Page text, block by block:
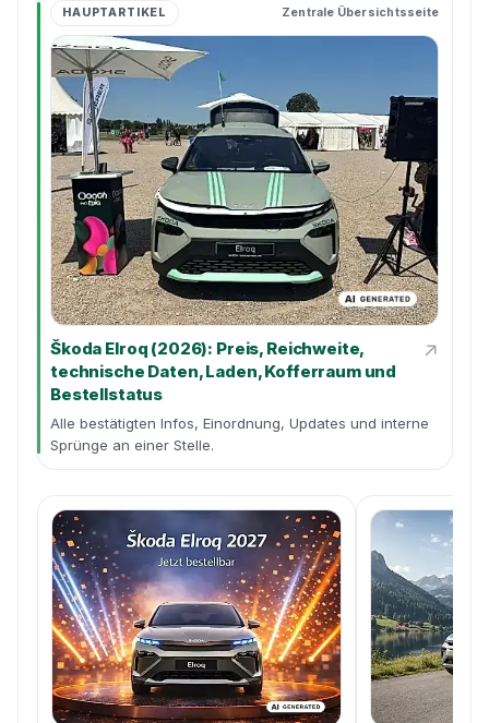
HAUPTARTIKEL Zentrale Übersichtsseite
Škoda Elroq (2026): Preis, Reichweite,
technische Daten, Laden, Kofferraum und
Bestellstatus
↗
Alle bestätigten Infos, Einordnung, Updates und interne
Sprünge an einer Stelle.